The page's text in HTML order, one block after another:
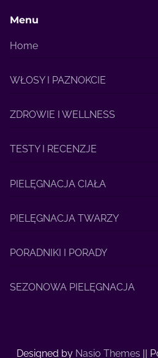
Menu
Home
WŁOSY I PAZNOKCIE
ZDROWIE I WELLNESS
TESTY I RECENZJE
PIELĘGNACJA CIAŁA
PIELĘGNACJA TWARZY
PORADNIKI I PORADY
SEZONOWA PIELĘGNACJA
Designed by Nasio Themes